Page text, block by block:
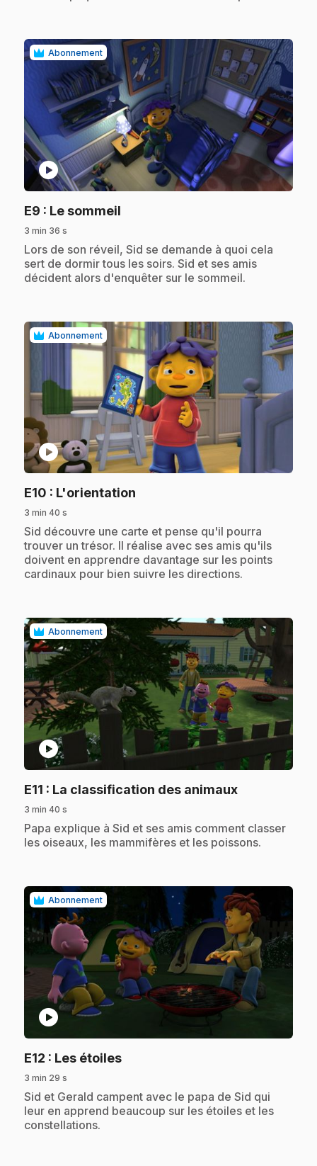
Abonnement
play_circle
E9 : Le sommeil
3 min 36 s
.Lors de son réveil, Sid se demande à quoi cela
sert de dormir tous les soirs. Sid et ses amis
décident alors d'enquêter sur le sommeil.
Abonnement
play_circle
E10 : L'orientation
3 min 40 s
.Sid découvre une carte et pense qu'il pourra
trouver un trésor. Il réalise avec ses amis qu'ils
doivent en apprendre davantage sur les points
cardinaux pour bien suivre les directions.
Abonnement
play_circle
E11 : La classification des animaux.
3 min 40 s
.Papa explique à Sid et ses amis comment classer
les oiseaux, les mammifères et les poissons.
Abonnement
play_circle
E12 : Les étoiles.
3 min 29 s
.Sid et Gerald campent avec le papa de Sid qui
leur en apprend beaucoup sur les étoiles et les
constellations.